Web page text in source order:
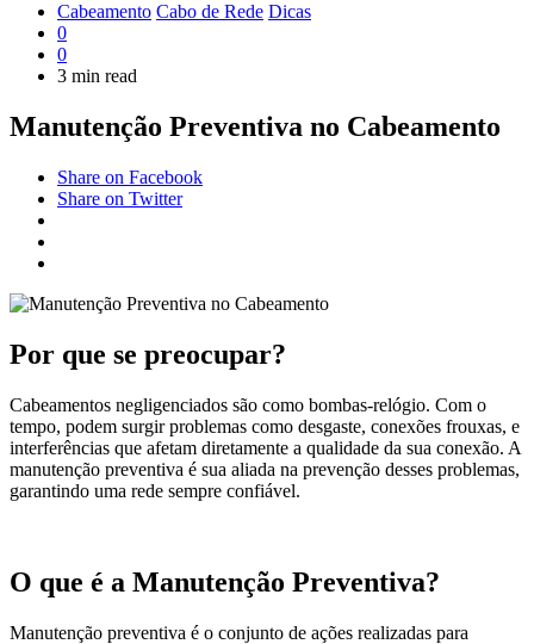
Cabeamento Cabo de Rede Dicas
0
0
3 min read
Manutenção Preventiva no Cabeamento
Share on Facebook
Share on Twitter
Por que se preocupar?
Cabeamentos negligenciados são como bombas-relógio. Com o
tempo, podem surgir problemas como desgaste, conexões frouxas, e
interferências que afetam diretamente a qualidade da sua conexão. A
manutenção preventiva é sua aliada na prevenção desses problemas,
garantindo uma rede sempre confiável.
O que é a Manutenção Preventiva?
Manutenção preventiva é o conjunto de ações realizadas para